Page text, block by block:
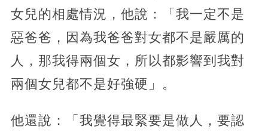
女兒的相處情況，他說：「我一定不是
惡爸爸，因為我爸爸對女都不是嚴厲的
人，那我得兩個女，所以都影響到我對
兩個女兒都不是好強硬」。
他還說：「我覺得最緊要是做人，要認